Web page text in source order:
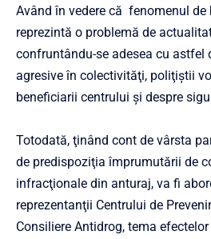
Având în vedere că fenomenul
reprezintă o problemă de
confruntându-se adesea cu astfel
agresive în colectivităţi, poliţiştii
beneficiarii centrului şi despre
Totodată, ţinând cont de vârsta
de predispoziţia împrumutării de
infracţionale din anturaj, va fi
reprezentanţii Centrului de
Consiliere Antidrog, tema